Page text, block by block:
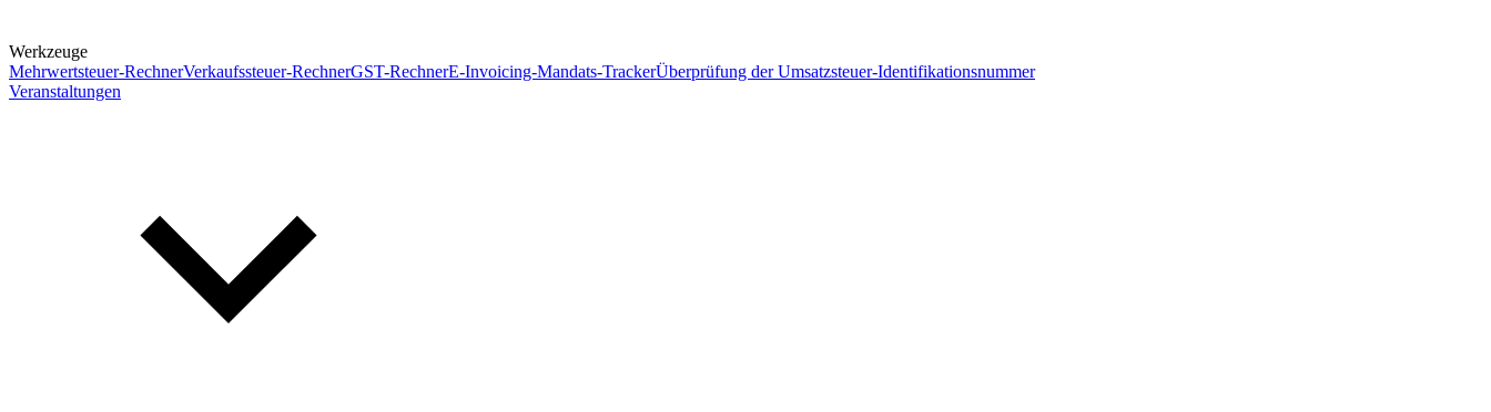
Werkzeuge
Mehrwertsteuer-RechnerVerkaufssteuer-RechnerGST-RechnerE-Invoicing-Mandats-TrackerÜberprüfung der Umsatzsteuer-Identifikationsnummer
Veranstaltungen